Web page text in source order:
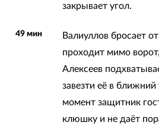
закрывает угол.
49 мин
Валиуллов бросает
проходит мимо
Алексеев
завезти её в
момент защитник
клюшку и не даёт